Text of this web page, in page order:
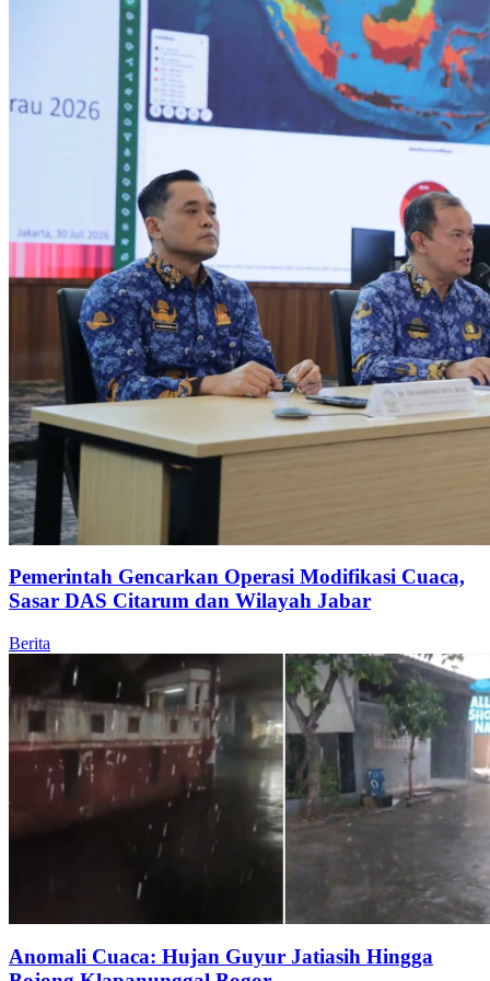
Pemerintah Gencarkan Operasi Modifikasi Cuaca,
Sasar DAS Citarum dan Wilayah Jabar
Berita
Anomali Cuaca: Hujan Guyur Jatiasih Hingga